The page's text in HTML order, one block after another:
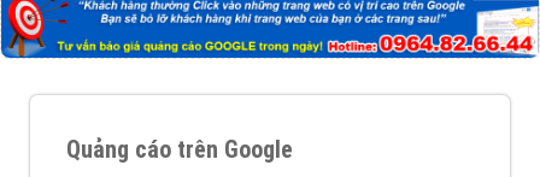
Quảng cáo trên Google